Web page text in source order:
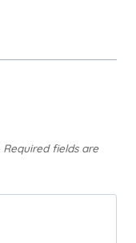
Required fields are